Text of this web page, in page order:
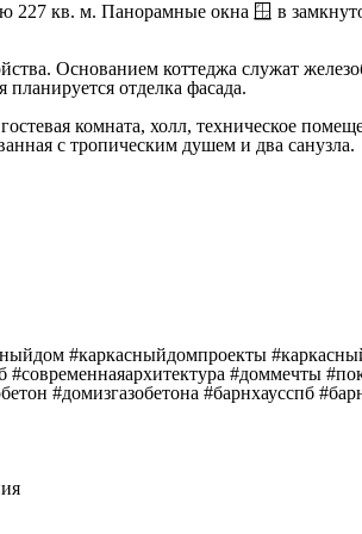
227 кв. м. Панорамные окна 🪟 в
Основанием коттеджа служат
отделка фасада.
комната, холл, техническое
с тропическим душем и два санузла.
#каркасныйдомпроекты
#доммечты
#домизгазобетона #барнхаусспб